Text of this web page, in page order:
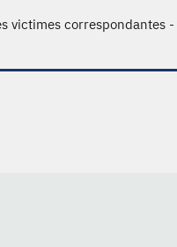
victimes correspondantes